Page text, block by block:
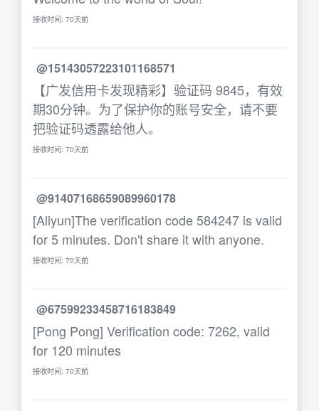
接收时间: 70天前
@15143057223101168571
【广发信用卡发现精彩】验证码 9845，有效
期30分钟。为了保护你的账号安全，请不要
把验证码透露给他人。
接收时间: 70天前
@91407168659089960178
[Aliyun]The verification code 584247 is valid
for 5 minutes. Don't share it with anyone.
接收时间: 70天前
@67599233458716183849
[Pong Pong] Verification code: 7262, valid
for 120 minutes
接收时间: 70天前